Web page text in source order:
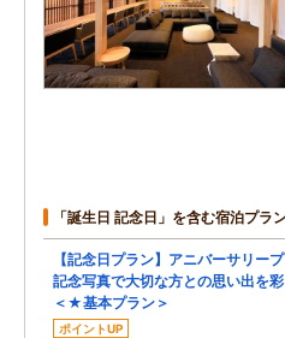
「誕生日 記念日」を含む宿泊プラ
【記念日プラン】アニバーサリー
記念写真で大切な方との思い出を
＜★基本プラン＞
ポイントUP